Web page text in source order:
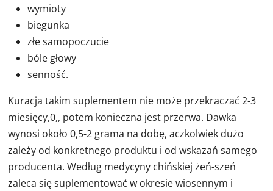
wymioty
biegunka
złe samopoczucie
bóle głowy
senność.
Kuracja takim suplementem nie może przekraczać 2-3
miesięcy,0,, potem konieczna jest przerwa. Dawka
wynosi około 0,5-2 grama na dobę, aczkolwiek dużo
zależy od konkretnego produktu i od wskazań samego
producenta. Według medycyny chińskiej żeń-szeń
zaleca się suplementować w okresie wiosennym i